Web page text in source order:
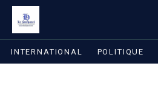
INTERNATIONAL POLITIQUE